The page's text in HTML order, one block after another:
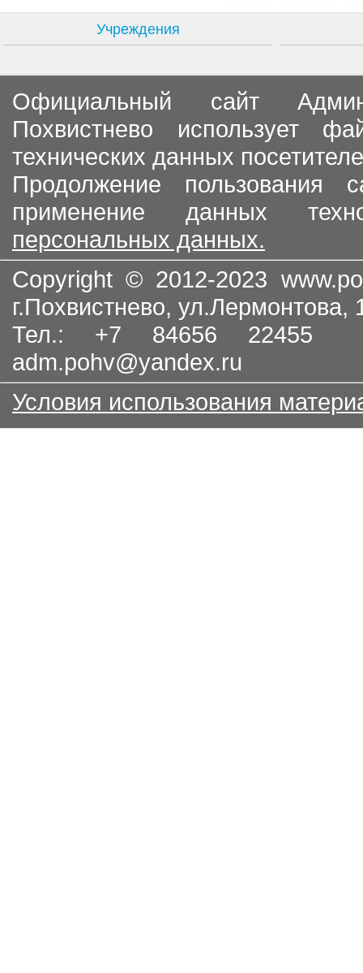
Учреждения
Официальный сайт
Похвистнево использует
технических данных
Продолжение пользования
применение данных
персональных данных.
Copyright © 2012-2023
г.Похвистнево, ул.Лермонтова,
Тел.: +7 84656
adm.pohv@yandex.ru
Условия использования